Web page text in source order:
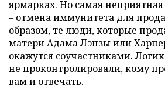
ярмарках. Но самая
– отмена иммунитета для
образом, те люди, которые
матери Адама Лэнзы или
окажутся соучастниками.
не проконтролировали, кому
вам и отвечать.